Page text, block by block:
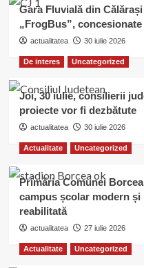
Gara Fluvială din
„FrogBus”,
actualitatea 30 iulie 2026
De interes Uncategorized
Joi, 30 iulie, consilierii
proiecte vor fi dezbătute
actualitatea 30 iulie 2026
Actualitate Uncategorized
Primăria Comunei
campus școlar modern
reabilitată
actualitatea 27 iulie 2026
Actualitate Uncategorized